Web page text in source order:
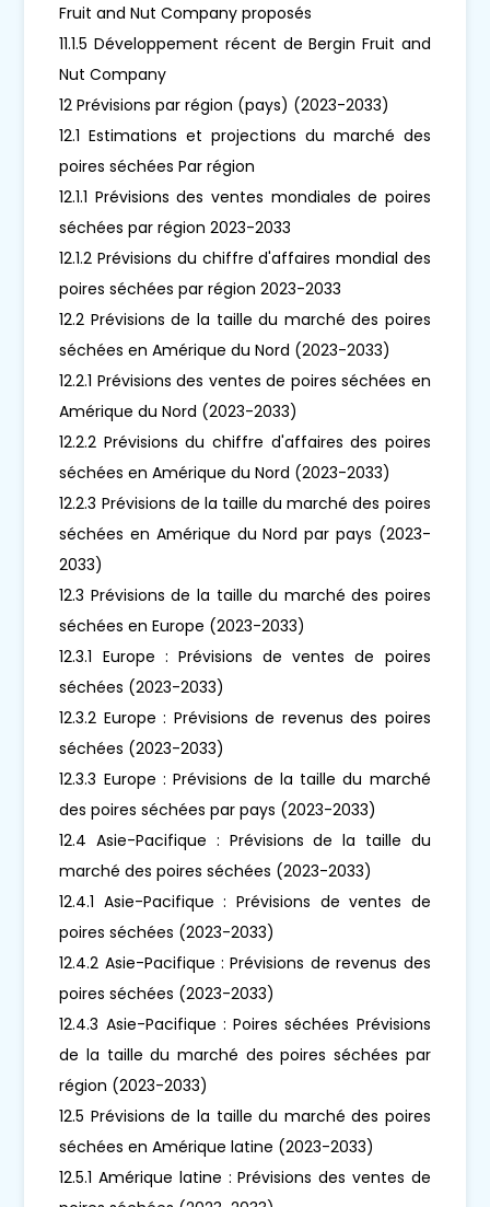
Fruit and Nut Company proposés
11.1.5 Développement récent de Bergin Fruit and
Nut Company
12 Prévisions par région (pays) (2023-2033)
12.1 Estimations et projections du marché des
poires séchées Par région
12.1.1 Prévisions des ventes mondiales de poires
séchées par région 2023-2033
12.1.2 Prévisions du chiffre d'affaires mondial des
poires séchées par région 2023-2033
12.2 Prévisions de la taille du marché des poires
séchées en Amérique du Nord (2023-2033)
12.2.1 Prévisions des ventes de poires séchées en
Amérique du Nord (2023-2033)
12.2.2 Prévisions du chiffre d'affaires des poires
séchées en Amérique du Nord (2023-2033)
12.2.3 Prévisions de la taille du marché des poires
séchées en Amérique du Nord par pays (2023-
2033)
12.3 Prévisions de la taille du marché des poires
séchées en Europe (2023-2033)
12.3.1 Europe : Prévisions de ventes de poires
séchées (2023-2033)
12.3.2 Europe : Prévisions de revenus des poires
séchées (2023-2033)
12.3.3 Europe : Prévisions de la taille du marché
des poires séchées par pays (2023-2033)
12.4 Asie-Pacifique : Prévisions de la taille du
marché des poires séchées (2023-2033)
12.4.1 Asie-Pacifique : Prévisions de ventes de
poires séchées (2023-2033)
12.4.2 Asie-Pacifique : Prévisions de revenus des
poires séchées (2023-2033)
12.4.3 Asie-Pacifique : Poires séchées Prévisions
de la taille du marché des poires séchées par
région (2023-2033)
12.5 Prévisions de la taille du marché des poires
séchées en Amérique latine (2023-2033)
12.5.1 Amérique latine : Prévisions des ventes de